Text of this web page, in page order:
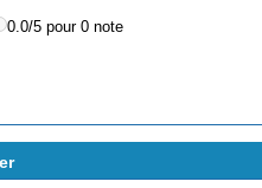
0.0/5 pour 0 note